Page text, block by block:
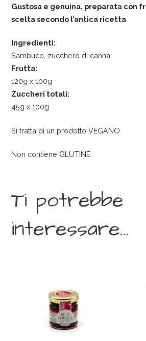
Gustosa e genuina, preparata con
scelta secondo l’antica ricetta
Ingredienti:
Sambuco, zucchero di canna
Frutta:
120g x 100g
Zuccheri totali:
45g x 100g
Si tratta di un prodotto VEGANO
Non contiene GLUTINE
Ti potrebbe
interessare…